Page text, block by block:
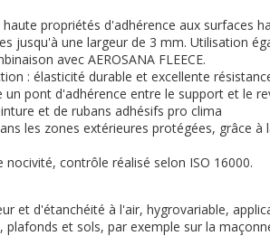
propriétés d'adhérence aux surfaces
jusqu'à une largeur de 3 mm. Utilisation
avec AEROSANA FLEECE.
: élasticité durable et excellente
pont d'adhérence entre le support et le
et de rubans adhésifs pro clima
les zones extérieures protégées, grâce à
contrôle réalisé selon ISO 16000.
et d'étanchéité à l'air, hygrovariable,
plafonds et sols, par exemple sur la